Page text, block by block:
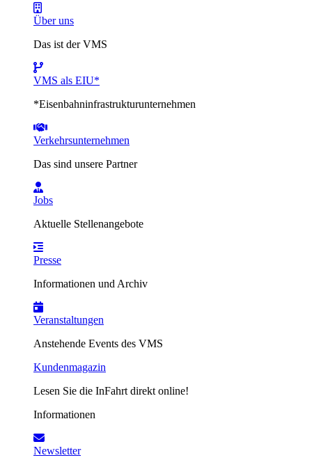
Über uns
Das ist der VMS
VMS als EIU*
*Eisenbahninfrastrukturunternehmen
Verkehrsunternehmen
Das sind unsere Partner
Jobs
Aktuelle Stellenangebote
Presse
Informationen und Archiv
Veranstaltungen
Anstehende Events des VMS
Kundenmagazin
Lesen Sie die InFahrt direkt online!
Informationen
Newsletter